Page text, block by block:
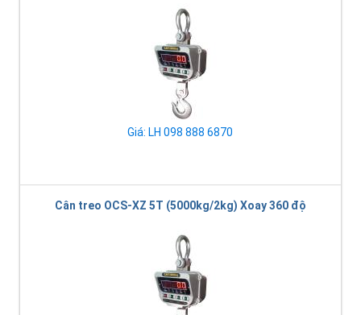
Giá: LH 098 888 6870
Cân treo OCS-XZ 5T (5000kg/2kg) Xoay 360 độ